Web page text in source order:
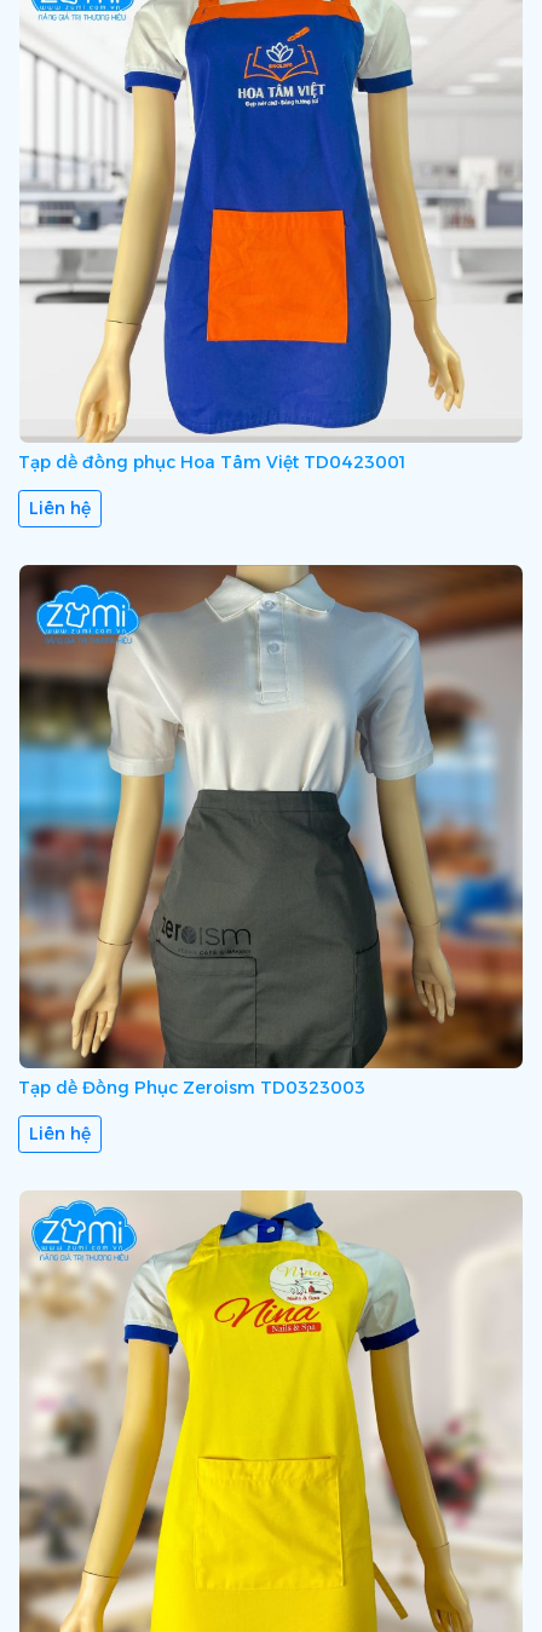
Tạp dề đồng phục Hoa Tâm Việt TD0423001
Liên hệ
Tạp dề Đồng Phục Zeroism TD0323003
Liên hệ